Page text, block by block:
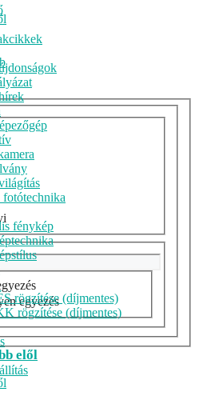
fotótechnika
fénykép
rögzítése (díjmentes)
rögzítése (díjmentes)
egyezés
elől